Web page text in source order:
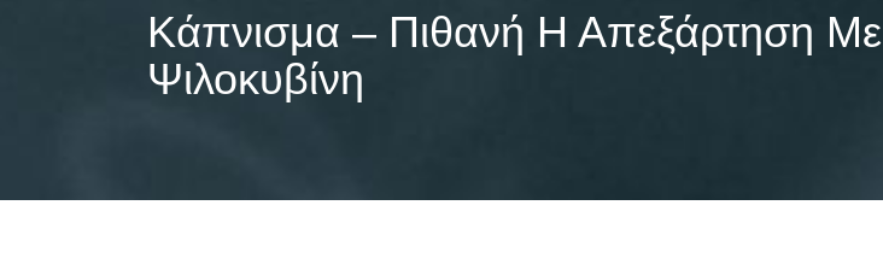
Κάπνισμα – Πιθανή Η Απεξάρτηση Με
Ψιλοκυβίνη